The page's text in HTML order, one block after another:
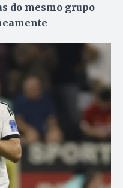
do mesmo grupo